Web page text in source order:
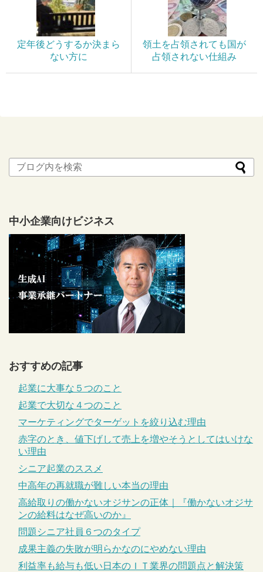
定年後どうするか決まら
ない方に
領土を占領されても国が
占領されない仕組み
中小企業向けビジネス
おすすめの記事
起業に大事な５つのこと
起業で大切な４つのこと
マーケティングでターゲットを絞り込む理由
赤字のとき、値下げして売上を増やそうとしてはいけな
い理由
シニア起業のススメ
中高年の再就職が難しい本当の理由
高給取りの働かないオジサンの正体｜『働かないオジサ
ンの給料はなぜ高いのか』
問題シニア社員６つのタイプ
成果主義の失敗が明らかなのにやめない理由
利益率も給与も低い日本のＩＴ業界の問題点と解決策